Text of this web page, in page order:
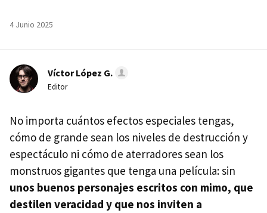
4 Junio 2025
Víctor López G.
Editor
No importa cuántos efectos especiales tengas,
cómo de grande sean los niveles de destrucción y
espectáculo ni cómo de aterradores sean los
monstruos gigantes que tenga una película: sin
unos buenos personajes escritos con mimo, que
destilen veracidad y que nos inviten a